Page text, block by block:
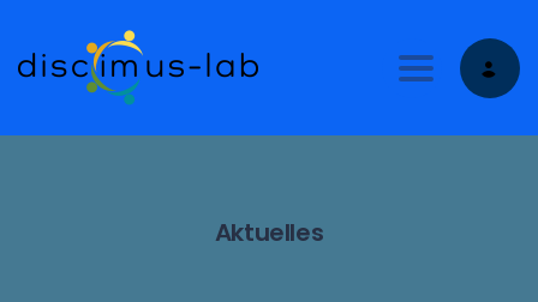
Toggle
Aktuelles